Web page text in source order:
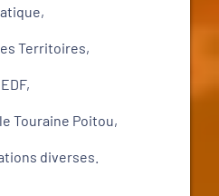
Territoires,
EDF,
Touraine Poitou,
diverses.